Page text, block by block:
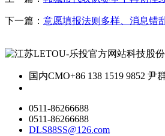
下一篇： 意愿填报法则多样、消息错
国内CMO+86 138 1519 9852 尹
0511-86266688
0511-86266688
DLS88SS@126.com